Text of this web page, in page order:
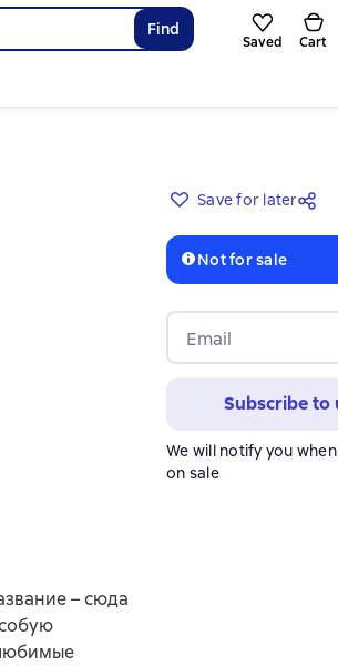
Find
Saved Cart
Save for later
Not for sale
Email
Subscribe to
We will notify you
on sale
– сюда